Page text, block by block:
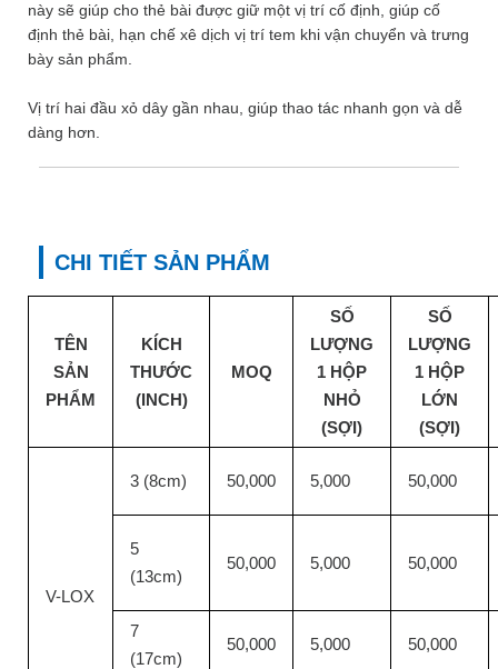
này sẽ giúp cho thẻ bài được giữ một vị trí cố định, giúp cố
định thẻ bài, hạn chế xê dịch vị trí tem khi vận chuyển và trưng
bày sản phẩm.
Vị trí hai đầu xỏ dây gần nhau, giúp thao tác nhanh gọn và dễ
dàng hơn.
CHI TIẾT SẢN PHẨM
TÊN
SẢN
PHẨM
KÍCH
THƯỚC
(INCH)
MOQ
SỐ
LƯỢNG
1 HỘP
NHỎ
(SỢI)
SỐ
LƯỢNG
1 HỘP
LỚN
(SỢI)
V-LOX
3 (8cm) 50,000 5,000 50,000
5
(13cm)
50,000 5,000 50,000
7
(17cm)
50,000 5,000 50,000